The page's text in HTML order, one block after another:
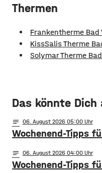
Thermen
Frankentherme Bad
KissSalis Therme
Solymar Therme
Das könnte
notes 06. August 2026 05:00
Wochenend-Tipps
notes 06. August 2026 04:00
Wochenend-Tipps